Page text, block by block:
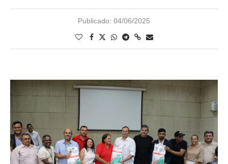
Publicado: 04/06/2025